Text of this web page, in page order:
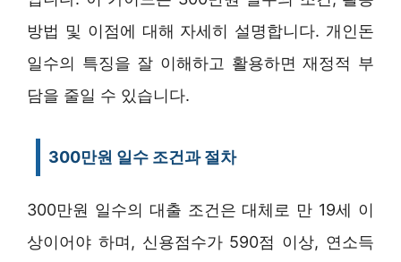
방법 및 이점에 대해 자세히 설명합니다. 개인돈
일수의 특징을 잘 이해하고 활용하면 재정적 부
담을 줄일 수 있습니다.
300만원 일수 조건과 절차
300만원 일수의 대출 조건은 대체로 만 19세 이
상이어야 하며, 신용점수가 590점 이상, 연소득